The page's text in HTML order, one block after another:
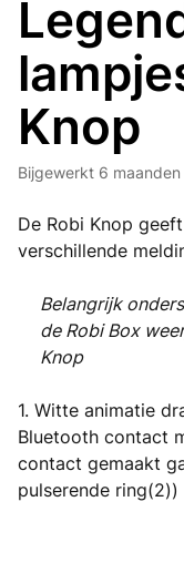
Knop
Bijgewerkt 6
De Robi Knop
verschillende
Belangrijk
de Robi Box
Knop
1. Witte animatie
Bluetooth contact
contact gemaakt
pulserende ring(2))